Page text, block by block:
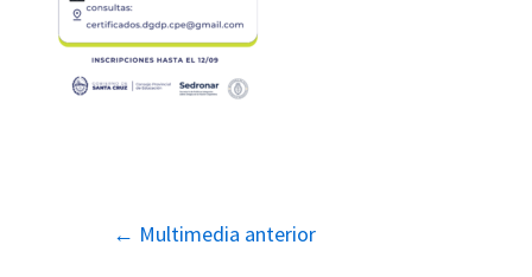
Navegación
← Multimedia anterior